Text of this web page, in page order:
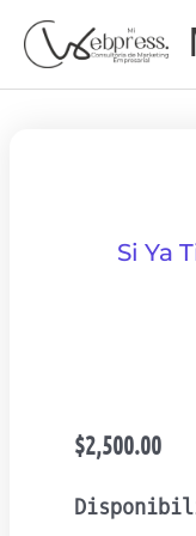
contenido
Si Ya
$2,500.00
Si